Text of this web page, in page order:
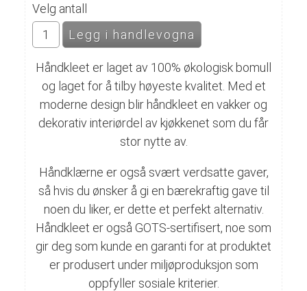
Velg antall
Håndkleet er laget av 100% økologisk bomull
og laget for å tilby høyeste kvalitet. Med et
moderne design blir håndkleet en vakker og
dekorativ interiørdel av kjøkkenet som du får
stor nytte av.
Håndklærne er også svært verdsatte gaver,
så hvis du ønsker å gi en bærekraftig gave til
noen du liker, er dette et perfekt alternativ.
Håndkleet er også GOTS-sertifisert, noe som
gir deg som kunde en garanti for at produktet
er produsert under miljøproduksjon som
oppfyller sosiale kriterier.